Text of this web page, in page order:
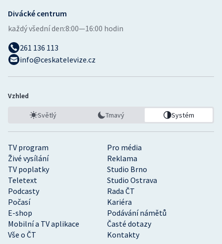
TV program
Pro média
Živé vysílání
Reklama
TV poplatky
Studio Brno
Teletext
Studio Ostrava
Podcasty
Rada ČT
Počasí
Kariéra
E-shop
Podávání námětů
Mobilní a TV aplikace
Časté dotazy
Vše o ČT
Kontakty
Divácké centrum
každý všední den:8:00—16:00 hodin
261 136 113
info@ceskatelevize.cz
Vzhled
Světlý Tmavý Systém